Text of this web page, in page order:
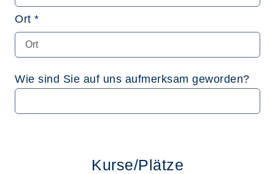
Ort *
Wie sind Sie auf uns aufmerksam geworden?
Kurse/Plätze